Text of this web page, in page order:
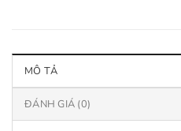
MÔ TẢ
ĐÁNH GIÁ (0)